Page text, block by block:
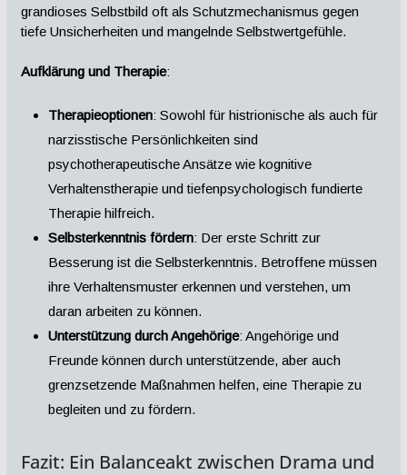
grandioses Selbstbild oft als Schutzmechanismus gegen
tiefe Unsicherheiten und mangelnde Selbstwertgefühle.
Aufklärung und Therapie:
Therapieoptionen: Sowohl für histrionische als auch für
narzisstische Persönlichkeiten sind
psychotherapeutische Ansätze wie kognitive
Verhaltenstherapie und tiefenpsychologisch fundierte
Therapie hilfreich.
Selbsterkenntnis fördern: Der erste Schritt zur
Besserung ist die Selbsterkenntnis. Betroffene müssen
ihre Verhaltensmuster erkennen und verstehen, um
daran arbeiten zu können.
Unterstützung durch Angehörige: Angehörige und
Freunde können durch unterstützende, aber auch
grenzsetzende Maßnahmen helfen, eine Therapie zu
begleiten und zu fördern.
Fazit: Ein Balanceakt zwischen Drama und